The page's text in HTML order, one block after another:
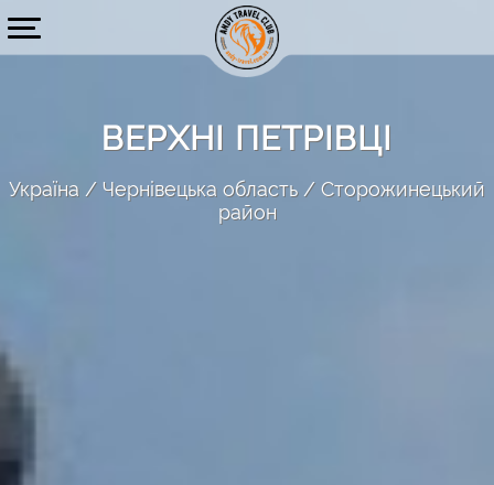
ВЕРХНІ ПЕТРІВЦІ
Україна Чернівецька область
Сторожинецький
район